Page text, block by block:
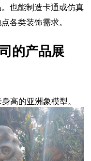
也能制造卡通或仿真
各类装饰需求。
的产品展
高的亚洲象模型。